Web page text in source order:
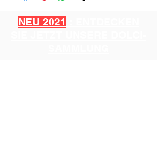
NEU 2021